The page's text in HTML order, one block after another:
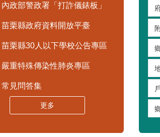
內政部警政署「打詐儀錶板」
苗栗縣政府資料開放平臺
苗栗縣30人以下學校公告專區
嚴重特殊傳染性肺炎專區
常見問答集
更多